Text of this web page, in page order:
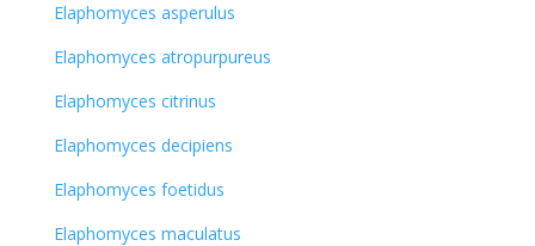
Elaphomyces asperulus
Elaphomyces atropurpureus
Elaphomyces citrinus
Elaphomyces decipiens
Elaphomyces foetidus
Elaphomyces maculatus